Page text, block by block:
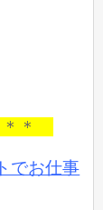
＊＊
でお仕事